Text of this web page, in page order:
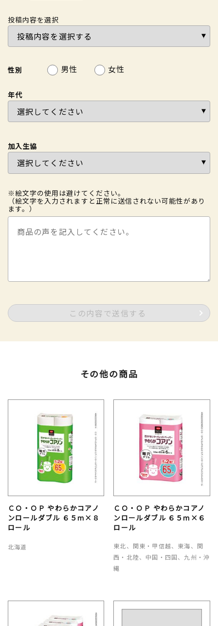
投稿内容を選択
性別 男性 女性
年代
加入生協
※絵文字の使用は避けてください。
（絵文字を入力されますと正常に送信されない可能性があり
ます。）
この内容で送信する
その他の商品
ＣＯ・ＯＰ やわらかコアノ
ンロールダブル ６５ｍ×８
ロール
北海道
ＣＯ・ＯＰ やわらかコアノ
ンロールダブル ６５ｍ×６
ロール
東北、関東・甲信越、東海、関
西・北陸、中国・四国、九州・沖
縄